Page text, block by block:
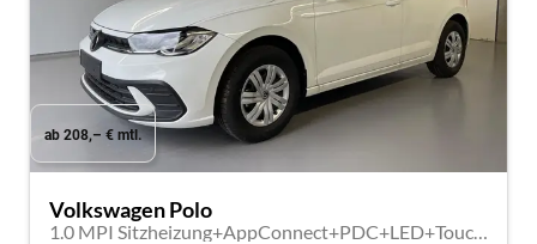
ab 208,– € mtl.
Volkswagen Polo
1.0 MPI Sitzheizung+AppConnect+PDC+LED+Touch+Lichtsensor+MultiLenkrad